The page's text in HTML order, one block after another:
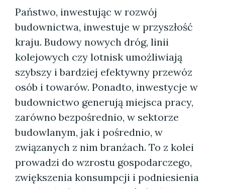
Państwo, inwestując w rozwój
budownictwa, inwestuje w przyszłość
kraju. Budowy nowych dróg, linii
kolejowych czy lotnisk umożliwiają
szybszy i bardziej efektywny przewóz
osób i towarów. Ponadto, inwestycje w
budownictwo generują miejsca pracy,
zarówno bezpośrednio, w sektorze
budowlanym, jak i pośrednio, w
związanych z nim branżach. To z kolei
prowadzi do wzrostu gospodarczego,
zwiększenia konsumpcji i podniesienia